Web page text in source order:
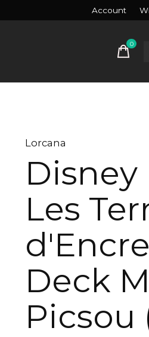
Account
0items
Lorcana
Disney
Les
Deck
Picsou